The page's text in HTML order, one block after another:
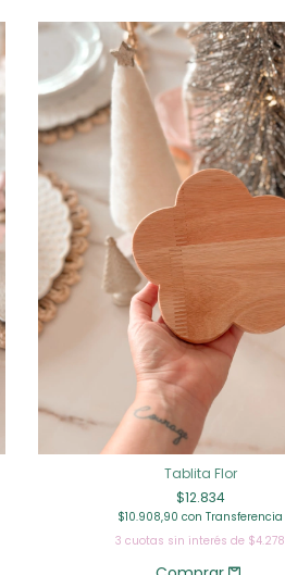
Tablita Flor
$12.834
$10.908,90con Transferencia
3 cuotas sin interés de $4.278